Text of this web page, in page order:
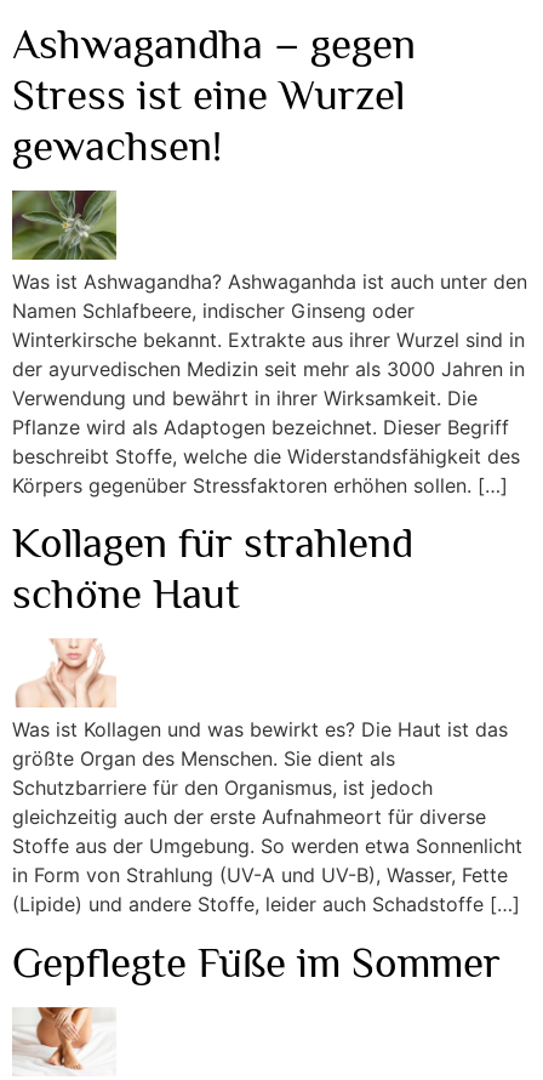
Ashwagandha – gegen
Stress ist eine Wurzel
gewachsen!
Was ist Ashwagandha? Ashwaganhda ist auch unter den
Namen Schlafbeere, indischer Ginseng oder
Winterkirsche bekannt. Extrakte aus ihrer Wurzel sind in
der ayurvedischen Medizin seit mehr als 3000 Jahren in
Verwendung und bewährt in ihrer Wirksamkeit. Die
Pflanze wird als Adaptogen bezeichnet. Dieser Begriff
beschreibt Stoffe, welche die Widerstandsfähigkeit des
Körpers gegenüber Stressfaktoren erhöhen sollen. […]
Kollagen für strahlend
schöne Haut
Was ist Kollagen und was bewirkt es? Die Haut ist das
größte Organ des Menschen. Sie dient als
Schutzbarriere für den Organismus, ist jedoch
gleichzeitig auch der erste Aufnahmeort für diverse
Stoffe aus der Umgebung. So werden etwa Sonnenlicht
in Form von Strahlung (UV-A und UV-B), Wasser, Fette
(Lipide) und andere Stoffe, leider auch Schadstoffe […]
Gepflegte Füße im Sommer